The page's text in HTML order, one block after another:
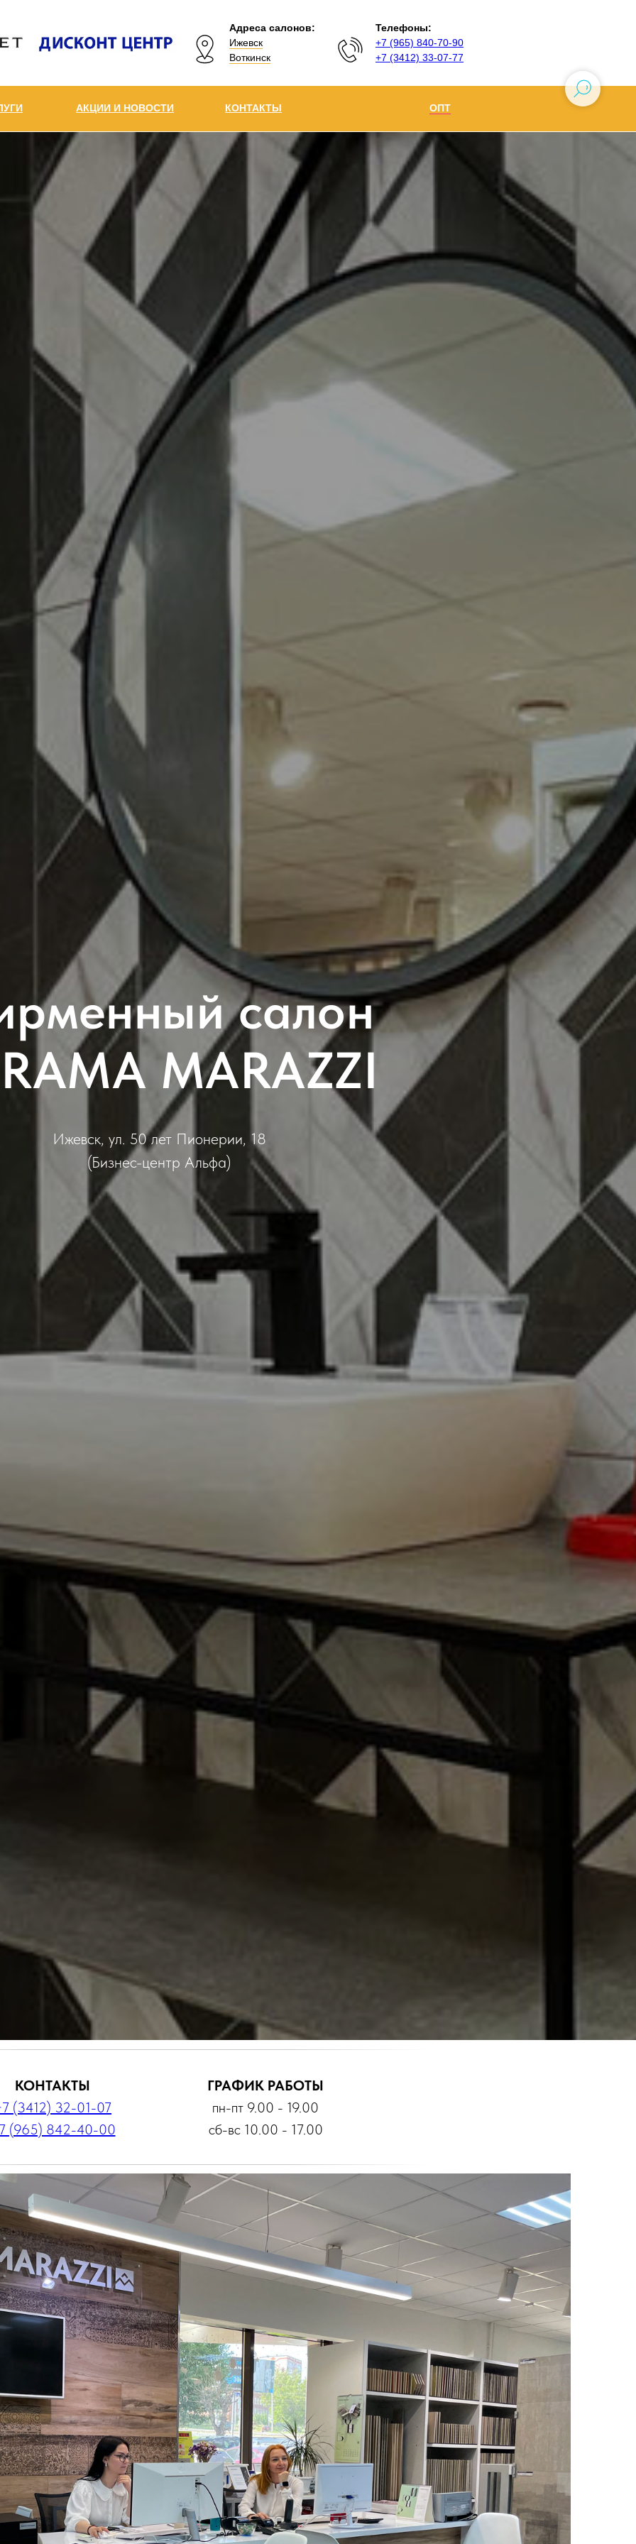
Телефоны:
+7 (965) 840-70-90
+7 (3412) 33-07-77
Адреса салонов:
Ижевск
Воткинск
АКЦИИ И НОВОСТИ ОПТ
КОНТАКТЫ
салон
MARAZZI
Ижевск, ул. 50 лет Пионерии, 18
(Бизнес-центр Альфа)
КОНТАКТЫ
(3412) 32-01-07
(965) 842-40-00
ГРАФИК РАБОТЫ
пн-пт 9.00 - 19.00
сб-вс 10.00 - 17.00